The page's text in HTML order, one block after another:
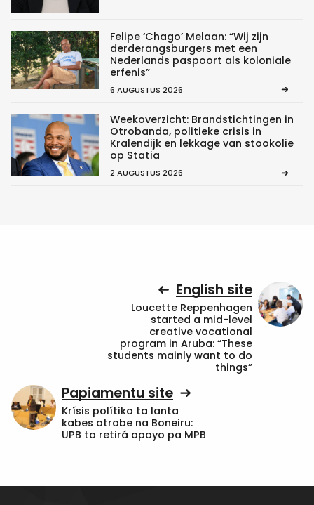
Felipe ‘Chago’ Melaan: “Wij zijn
derderangsburgers met een
Nederlands paspoort als koloniale
erfenis”
6 AUGUSTUS 2026
Weekoverzicht: Brandstichtingen in
Otrobanda, politieke crisis in
Kralendijk en lekkage van stookolie
op Statia
2 AUGUSTUS 2026
English site
Loucette Reppenhagen
started a mid-level
creative vocational
program in Aruba: “These
students mainly want to do
things”
Papiamentu site
Krísis polítiko ta lanta
kabes atrobe na Boneiru:
UPB ta retirá apoyo pa MPB